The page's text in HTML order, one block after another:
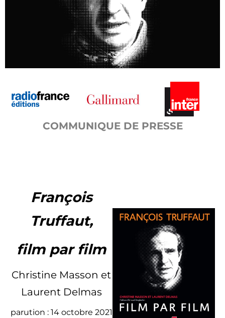
COMMUNIQUE DE PRESSE
François
Truffaut,
film par film
Christine Masson et
Laurent Delmas
parution : 14 octobre 2021